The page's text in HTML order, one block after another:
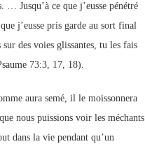
… Jusqu’à ce que j’eusse pénétré
j’eusse pris garde au sort final
des voies glissantes, tu les fais
73:3, 17, 18).
aura semé, il le moissonnera
nous puissions voir les méchants
dans la vie pendant qu’un